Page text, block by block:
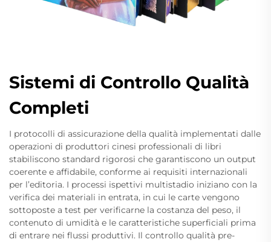
Sistemi di Controllo Qualità
Completi
I protocolli di assicurazione della qualità implementati dalle
operazioni di produttori cinesi professionali di libri
stabiliscono standard rigorosi che garantiscono un output
coerente e affidabile, conforme ai requisiti internazionali
per l’editoria. I processi ispettivi multistadio iniziano con la
verifica dei materiali in entrata, in cui le carte vengono
sottoposte a test per verificarne la costanza del peso, il
contenuto di umidità e le caratteristiche superficiali prima
di entrare nei flussi produttivi. Il controllo qualità pre-